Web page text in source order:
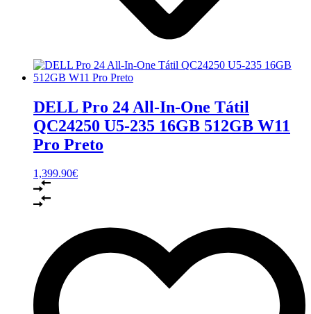
DELL Pro 24 All-In-One Tátil
QC24250 U5-235 16GB 512GB W11
Pro Preto
1,399.90€